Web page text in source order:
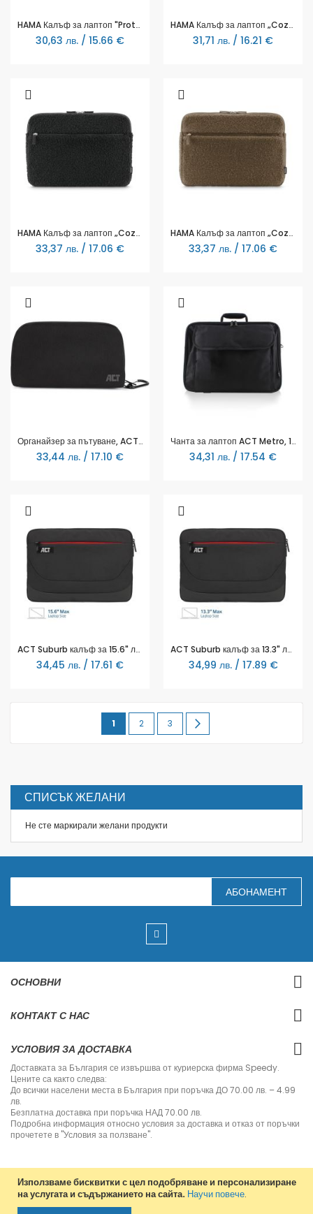
Използваме бисквитки с цел подобряване и персонализиране
на услугата и съдържанието на сайта. Научи повече.
HAMA Калъф за лаптоп "Protection", до 41 см (16.2"), черен
30,63 лв. / 15.66 €
HAMA Калъф за лаптоп „Cozy“, 36 - 40 см (14,1” - 15,6”), бежов
31,71 лв. / 16.21 €
HAMA Калъф за лаптоп „Cozy“, 36 - 40 см (14,1” - 15,6”), черен
33,37 лв. / 17.06 €
HAMA Калъф за лаптоп „Cozy“, 36 - 40 см (14,1” - 15,6”), кафява
33,37 лв. / 17.06 €
Органайзер за пътуване, ACT City Accessory, 24 х 5,50 х 14 см, 7 отделения, Черна
33,44 лв. / 17.10 €
Чанта за лаптоп ACT Metro, 16.1", Черна
34,31 лв. / 17.54 €
ACT Suburb калъф за 15.6" лаптоп от рециклирани пластмасови бутилки
34,45 лв. / 17.61 €
ACT Suburb калъф за 13.3" лаптоп от рециклирани пластмасови бутилки
34,99 лв. / 17.89 €
Page
You're
page
1 Page
2 Page
3
СПИСЪК ЖЕЛАНИ
Не сте маркирали желани продукти
З
п
е
е
н
и
б
ю
л
е
т
и
н
АБОНАМЕНТ
ОСНОВНИ
КОНТАКТ С НАС
УСЛОВИЯ ЗА ДОСТАВКА
Доставката за България се извършва от куриерска фирма Speedy.
Цените са както следва:
До всички населени места в България при поръчка ДО 70.00 лв. – 4.99
лв.
Безплатна доставка при поръчка НАД 70.00 лв.
Подробна информация относно условия за доставка и отказ от поръчки
прочетете в "Условия за ползване".
Copyright © 2013-2020 Jvm Bulgaria. All rights reserved.